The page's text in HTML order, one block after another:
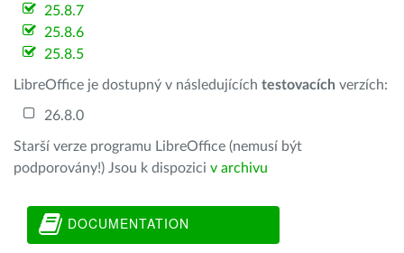
25.8.7
25.8.6
25.8.5
LibreOffice je dostupný v následujících testovacích verzích:
26.8.0
Starší verze programu LibreOffice (nemusí být
podporovány!) Jsou k dispozici v archivu
DOCUMENTATION